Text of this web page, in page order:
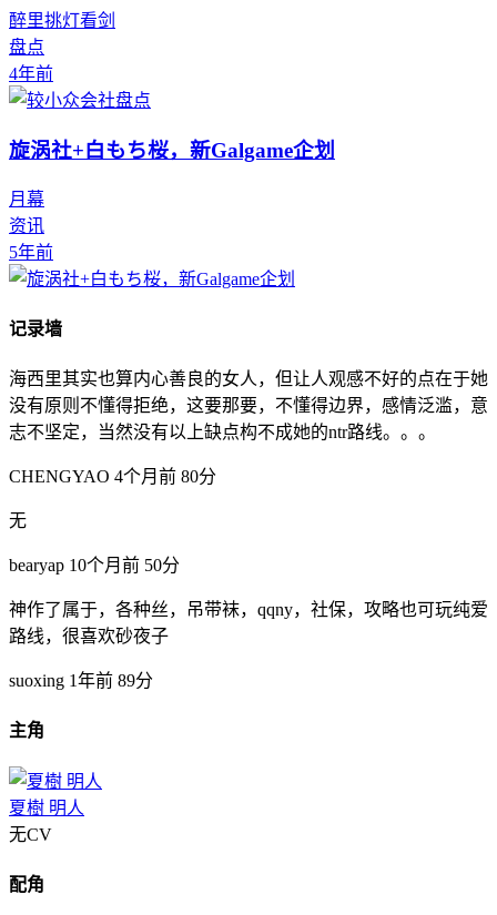
醉里挑灯看剑
盘点
4年前
旋涡社+白もち桜，新Galgame企划
月幕
资讯
5年前
记录墙
海西里其实也算内心善良的女人，但让人观感不好的点在于她
没有原则不懂得拒绝，这要那要，不懂得边界，感情泛滥，意
志不坚定，当然没有以上缺点构不成她的ntr路线。。。
CHENGYAO 4个月前 80分
无
bearyap 10个月前 50分
神作了属于，各种丝，吊带袜，qqny，社保，攻略也可玩纯爱
路线，很喜欢砂夜子
suoxing 1年前 89分
主角
夏樹 明人
无CV
配角